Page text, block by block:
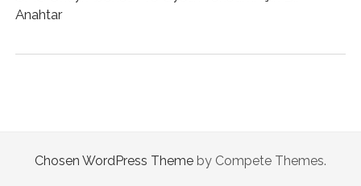
Anahtar
Chosen WordPress Theme by Compete Themes.